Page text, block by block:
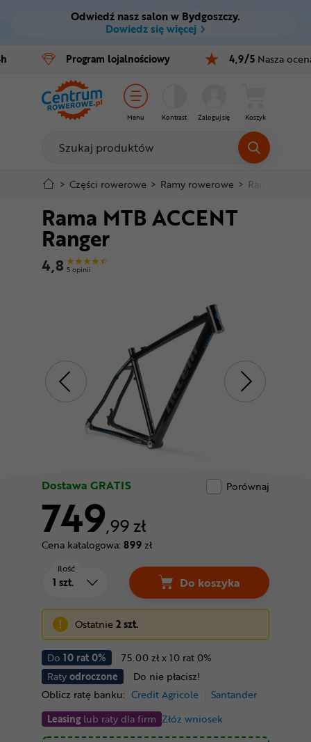
Ctrl M
Menu główne
Informacje o produkcie
Do koszyka
Szczegółowe informacje
Stopka
Mapa strony
Odwiedź nasz salon w Bydgoszczy.
Dowiedz się więcej
Program lojalnościowy 4,9/5 Nasza
Menu Kontrast Zaloguj się Koszyk
Rowery
E-bike
Części
Akcesoria
Odzież
Kaski
Buty
Superoferta
> Części rowerowe > Ramy rowerowe > Ramy MTB
Rama MTB ACCENT
Ranger
4,8 5 opinii
Dostawa GRATIS Porównaj
749,99 zł
Cena katalogowa: 899zł
Do 10 rat 0%
75.00 zł x 10 rat 0%
Ratyodroczone
Do nie płacisz!
Oblicz ratę banku: Credit Agricole
Santander
Leasinglub raty dla firm Złóż wniosek
Ilość
Do koszyka
Ostatnie2 szt.